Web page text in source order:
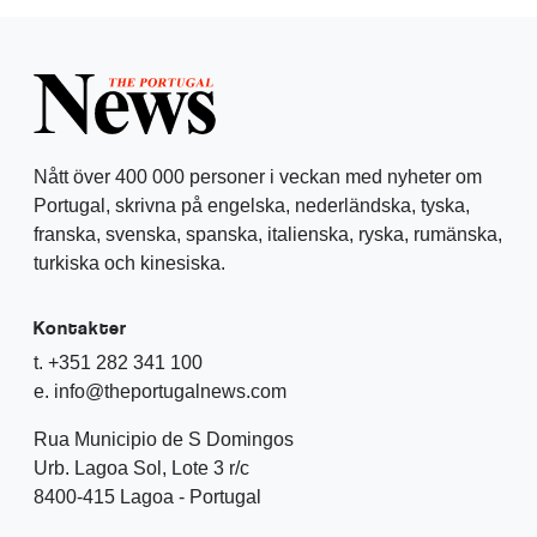
Nått över 400 000 personer i veckan med nyheter om
Portugal, skrivna på engelska, nederländska, tyska,
franska, svenska, spanska, italienska, ryska, rumänska,
turkiska och kinesiska.
Kontakter
t. +351 282 341 100
e. info@theportugalnews.com
Rua Municipio de S Domingos
Urb. Lagoa Sol, Lote 3 r/c
8400-415 Lagoa - Portugal